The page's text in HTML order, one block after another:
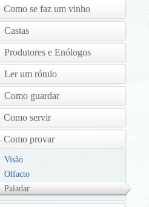
Como se faz um vinho
Castas
Produtores e Enólogos
Ler um rótulo
Como guardar
Como servir
Como provar
Visão
Olfacto
Paladar